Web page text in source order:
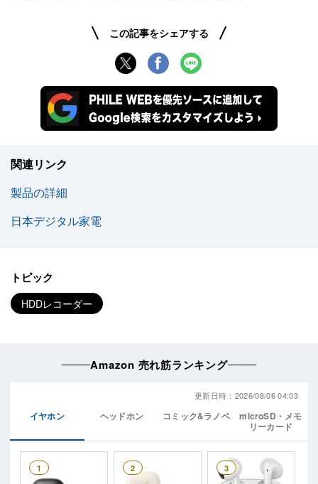
この記事をシェアする
関連リンク
製品の詳細
日本デジタル家電
トピック
HDDレコーダー